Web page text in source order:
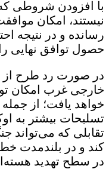
با افزودن شروطی
نیستند، امکان
رسانده و در نتیجه
حصول توافق نهایی
در صورت رد طرح
خارجی غرب امکان
خواهد یافت؛ از
تسلیحات بیشتر به
تقابلی که می‌تواند
کند و در بلندمدت
در سطح تهدید